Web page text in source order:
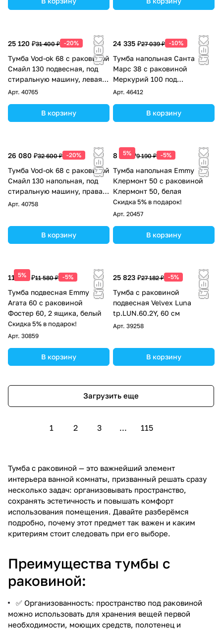
25 120 ₽31 400 ₽ -20%
Тумба Vod-ok 68 с раковиной
Смайл 130 подвесная, под
стиральную машину, левая,
Дуб Тортуга
Арт. 40765
В корзину
24 335 ₽27 039 ₽ -10%
Тумба напольная Санта
Марс 38 с раковиной
Меркурий 100 под
стиральную машину, 1 дверь,
Арт. 46412
В корзину
26 080 ₽32 600 ₽ -20%
Тумба Vod-ok 68 с раковиной
Смайл 130 напольная, под
стиральную машину, правая,
Палисандр
Арт. 40758
В корзину
5%
8 731 ₽9 190 ₽ -5%
Тумба напольная Emmy
Клермонт 50 с раковиной
Клермонт 50, белая
Скидка 5% в подарок!
Арт. 20457
В корзину
5%
11 001 ₽11 580 ₽ -5%
Тумба подвесная Emmy
Агата 60 с раковиной
Фостер 60, 2 ящика, белый
Скидка 5% в подарок!
Арт. 30859
В корзину
25 823 ₽27 182 ₽ -5%
Тумба с раковиной
подвесная Velvex Luna
tp.LUN.60.2Y, 60 см
Арт. 39258
В корзину
Загрузить еще
1 2 3 ... 115
Тумба с раковиной — это важнейший элемент
интерьера ванной комнаты, призванный решать сразу
несколько задач: организовывать пространство,
сохранять эстетичность и повышать комфорт
использования помещения. Давайте разберёмся
подробно, почему этот предмет так важен и каким
критериям стоит следовать при его выборе.
Преимущества тумбы с
раковиной:
✅ Организованность: пространство под раковиной
можно использовать для хранения вещей первой
необходимости, моющих средств, полотенец и